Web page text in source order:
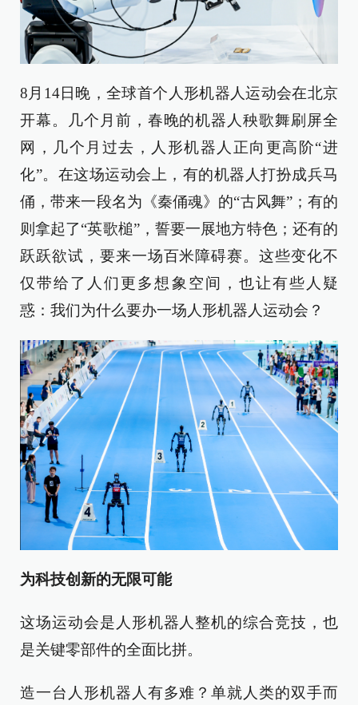
8月14日晚，全球首个人形机器人运动会在北京
开幕。几个月前，春晚的机器人秧歌舞刷屏全
网，几个月过去，人形机器人正向更高阶“进
化”。在这场运动会上，有的机器人打扮成兵马
俑，带来一段名为《秦俑魂》的“古风舞”；有的
则拿起了“英歌槌”，誓要一展地方特色；还有的
跃跃欲试，要来一场百米障碍赛。这些变化不
仅带给了人们更多想象空间，也让有些人疑
惑：我们为什么要办一场人形机器人运动会？
为科技创新的无限可能
这场运动会是人形机器人整机的综合竞技，也
是关键零部件的全面比拼。
造一台人形机器人有多难？单就人类的双手而